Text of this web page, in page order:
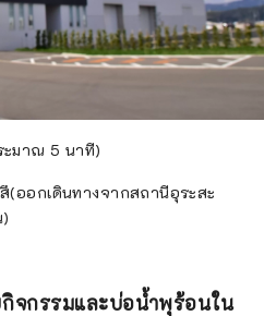
ะมาณ 5 นาที)
(ออกเดินทางจากสถานีอุระสะ
จกรรมและบ่อน้ำพุร้อนใน